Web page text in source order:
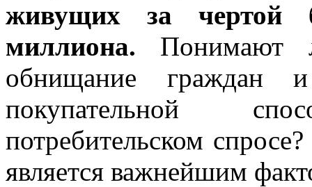
живущих за чертой
миллиона. Понимают
обнищание граждан
покупательной
потребительском
является важнейшим